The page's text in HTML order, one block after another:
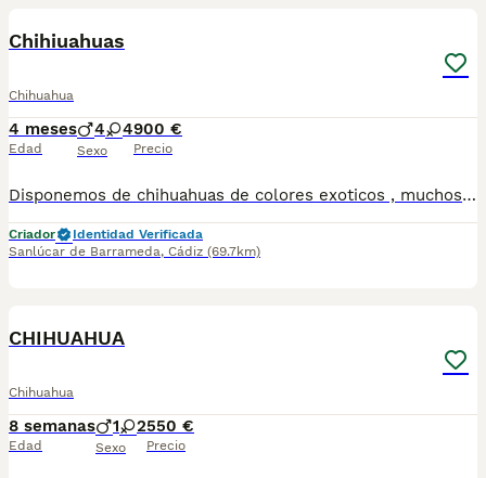
Chihiuahuas
Chihuahua
4 meses
Edad
4 4
Sexo
900 €
Precio
Disponemos de chihuahuas de colores exoticos , muchos tipos de colores Se entregan con vacunas al dia , desparacitados y contrato de garantia ESTAS BUSCANDO UN AMIGO ? LLAMANOS 624 08 20 74 Criados en ambiente familiar🥰
Criador
Identidad Verificada
Sanlúcar de Barrameda, Cádiz (69.7km)
CHIHUAHUA
Chihuahua
8 semanas
Edad
1 2
Sexo
550 €
Precio